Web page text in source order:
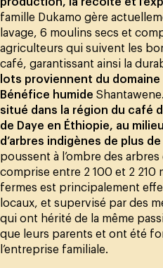
famille Dukamo gère
lavage, 6 moulins secs et
agriculteurs qui suivent les
café, garantissant ainsi la
lots proviennent du domaine
Bénéfice humide
situé dans la région du café
de Daye en Éthiopie, au
d’arbres indigènes de plus
poussent à l’ombre des
comprise entre 2 100 et 2 210
fermes est principalement
locaux, et supervisé par des
qui ont hérité de la même
que leurs parents et ont été
l’entreprise familiale.